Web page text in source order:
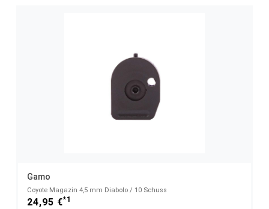
Gamo
Coyote Magazin 4,5 mm Diabolo / 10 Schuss
24,95 €*1